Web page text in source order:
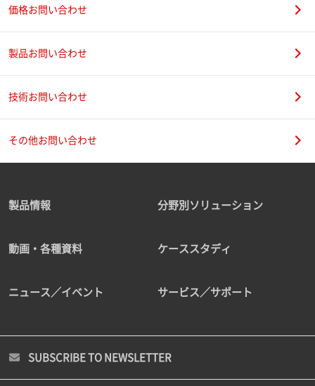
価格お問い合わせ
製品お問い合わせ
技術お問い合わせ
その他お問い合わせ
製品情報 分野別ソリューション
動画・各種資料 ケーススタディ
ニュース／イベント サービス／サポート
SUBSCRIBE TO NEWSLETTER